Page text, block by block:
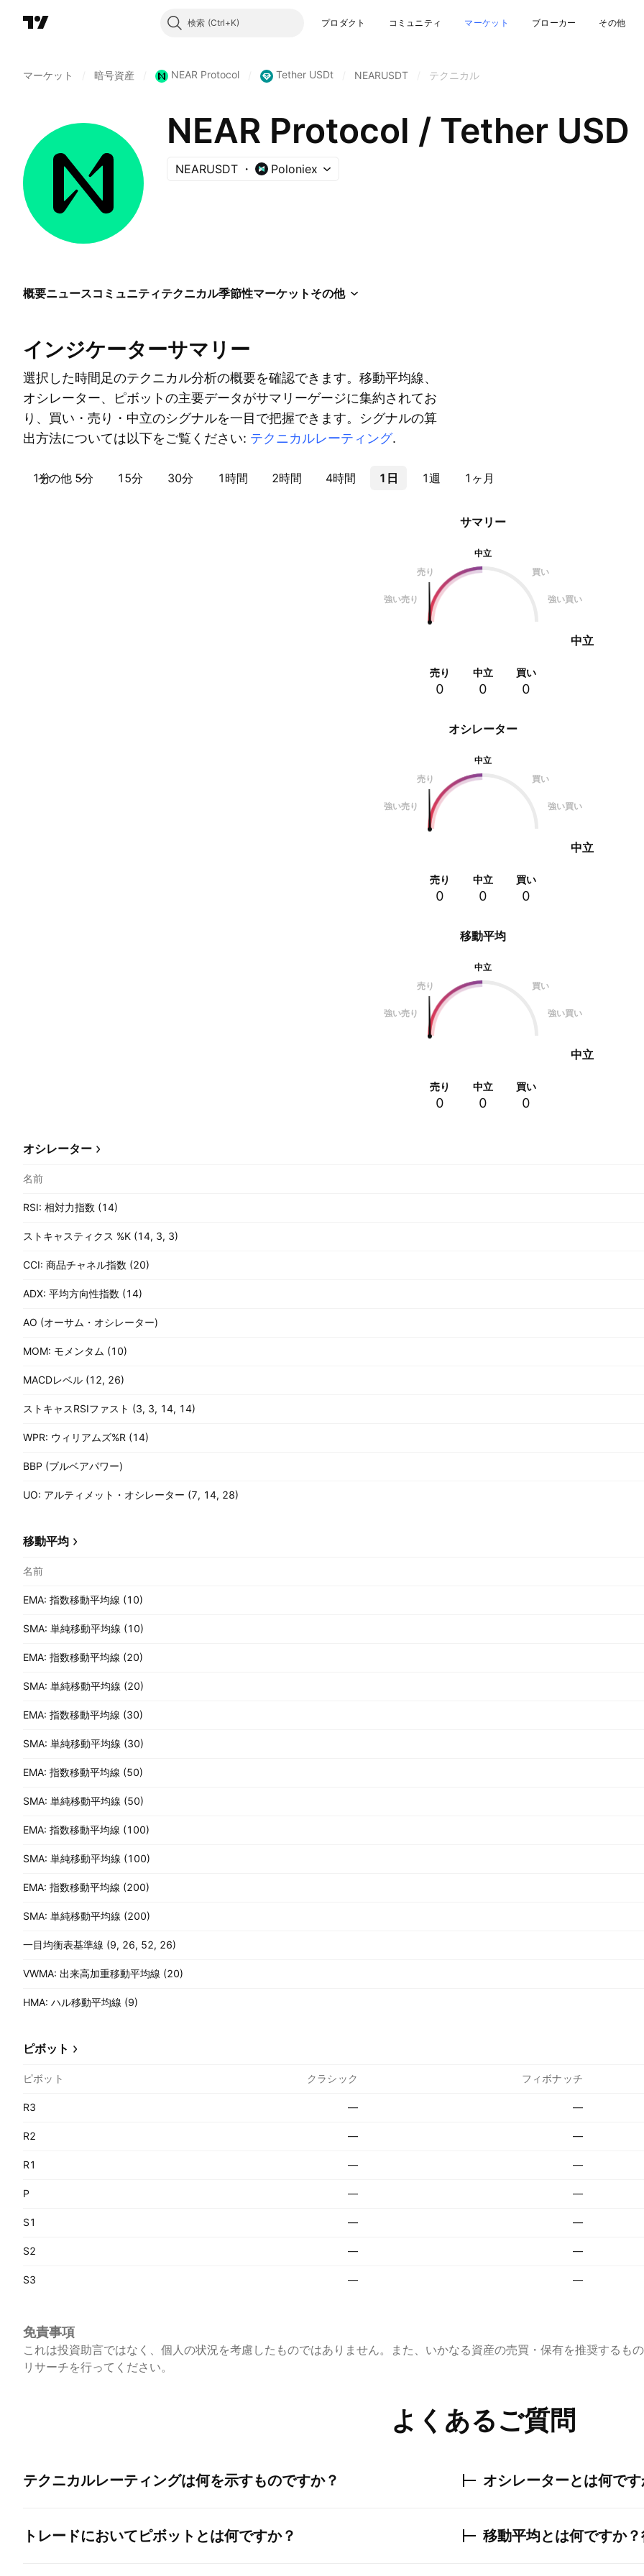
検索 プロダクト コミュニティ マーケット ブローカー その他
マーケット 暗号資産 NEAR Protocol Tether USDt NEARUSDT テクニカル
NEAR Protocol / Tether USD
NEARUSDT Poloniex
概要ニュースコミュニティテクニカル季節性マーケット その他
インジケーターサマリー
選択した時間足のテクニカル分析の概要を確認できます。移動平均線、
オシレーター、ピボットの主要データがサマリーゲージに集約されてお
り、買い・売り・中立のシグナルを一目で把握できます。シグナルの算
出方法については以下をご覧ください: テクニカルレーティング.
1分 5分 15分 30分 1時間 2時間 4時間 1日 1週 1ヶ月
その他
オシレーター
中立
売り
買い
強い売り 強い買い
中立
売り
0
中立
0
買い
0
サマリー
中立
売り
買い
強い売り 強い買い
中立
売り
0
中立
0
買い
0
移動平均
中立
売り
買い
強い売り 強い買い
中立
売り
0
中立
0
買い
0
オシレーター
名前
RSI: 相対力指数 (14)
ストキャスティクス %K (14, 3, 3)
CCI: 商品チャネル指数 (20)
ADX: 平均方向性指数 (14)
AO (オーサム・オシレーター)
MOM: モメンタム (10)
MACDレベル (12, 26)
ストキャスRSIファスト (3, 3, 14, 14)
WPR: ウィリアムズ%R (14)
BBP (ブルベアパワー)
UO: アルティメット・オシレーター (7, 14, 28)
移動平均
名前
EMA: 指数移動平均線 (10)
SMA: 単純移動平均線 (10)
EMA: 指数移動平均線 (20)
SMA: 単純移動平均線 (20)
EMA: 指数移動平均線 (30)
SMA: 単純移動平均線 (30)
EMA: 指数移動平均線 (50)
SMA: 単純移動平均線 (50)
EMA: 指数移動平均線 (100)
SMA: 単純移動平均線 (100)
EMA: 指数移動平均線 (200)
SMA: 単純移動平均線 (200)
一目均衡表基準線 (9, 26, 52, 26)
VWMA: 出来高加重移動平均線 (20)
HMA: ハル移動平均線 (9)
ピボット
ピボット クラシック フィボナッチ
R3 — —
R2 — —
R1 — —
P — —
S1 — —
S2 — —
S3 — —
免責事項
これは投資助言ではなく、個人の状況を考慮したものではありません。また、いかなる資産の売買・保有を推奨するもの
リサーチを行ってください。
よくあるご質問
テクニカルレーティングは何を示すものですか？
トレードにおいてピボットとは何ですか？
オシレーターとは何で
移動平均とは何ですか